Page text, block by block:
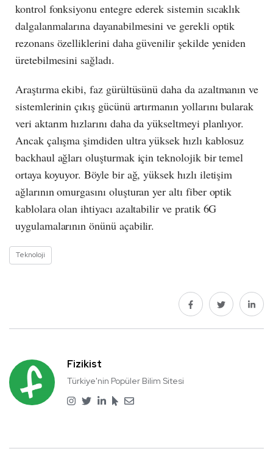
kontrol fonksiyonu entegre ederek sistemin sıcaklık
dalgalanmalarına dayanabilmesini ve gerekli optik
rezonans özelliklerini daha güvenilir şekilde yeniden
üretebilmesini sağladı.
Araştırma ekibi, faz gürültüsünü daha da azaltmanın ve
sistemlerinin çıkış gücünü artırmanın yollarını bularak
veri aktarım hızlarını daha da yükseltmeyi planlıyor.
Ancak çalışma şimdiden ultra yüksek hızlı kablosuz
backhaul ağları oluşturmak için teknolojik bir temel
ortaya koyuyor. Böyle bir ağ, yüksek hızlı iletişim
ağlarının omurgasını oluşturan yer altı fiber optik
kablolara olan ihtiyacı azaltabilir ve pratik 6G
uygulamalarının önünü açabilir.
Teknoloji
Fizikist
Türkiye'nin Popüler Bilim Sitesi